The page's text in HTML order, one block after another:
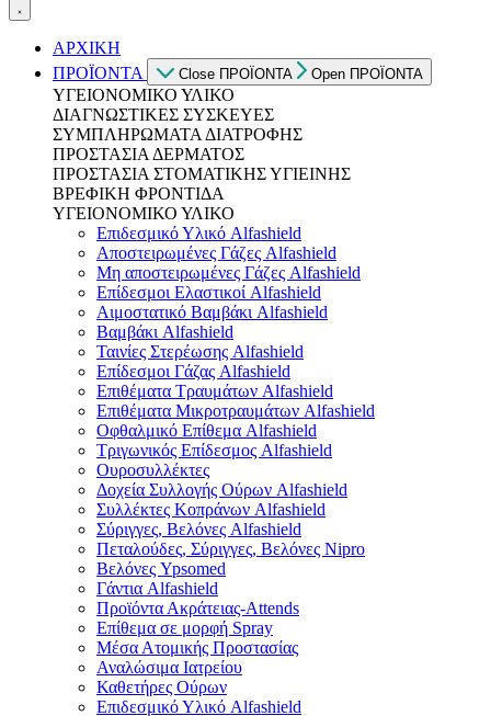
ΑΡΧΙΚΗ
ΠΡΟΪΟΝΤΑ
Close ΠΡΟΪΟΝΤΑ Open ΠΡΟΪΟΝΤΑ
ΥΓΕΙΟΝΟΜΙΚΟ ΥΛΙΚΟ
ΔΙΑΓΝΩΣΤΙΚΕΣ ΣΥΣΚΕΥΕΣ
ΣΥΜΠΛΗΡΩΜΑΤΑ ΔΙΑΤΡΟΦΗΣ
ΠΡΟΣΤΑΣΙΑ ΔΕΡΜΑΤΟΣ
ΠΡΟΣΤΑΣΙΑ ΣΤΟΜΑΤΙΚΗΣ ΥΓΙΕΙΝΗΣ
ΒΡΕΦΙΚΗ ΦΡΟΝΤΙΔΑ
ΥΓΕΙΟΝΟΜΙΚΟ ΥΛΙΚΟ
Επιδεσμικό Υλικό Alfashield
Αποστειρωμένες Γάζες Alfashield
Μη αποστειρωμένες Γάζες Alfashield
Επίδεσμοι Ελαστικοί Alfashield
Αιμοστατικό Βαμβάκι Alfashield
Βαμβάκι Alfashield
Ταινίες Στερέωσης Alfashield
Επίδεσμοι Γάζας Alfashield
Επιθέματα Τραυμάτων Alfashield
Επιθέματα Μικροτραυμάτων Alfashield
Οφθαλμικό Eπίθεμα Alfashield
Τριγωνικός Επίδεσμος Alfashield
Ουροσυλλέκτες
Δοχεία Συλλογής Ούρων Alfashield
Συλλέκτες Κοπράνων Alfashield
Σύριγγες, Βελόνες Alfashield
Πεταλούδες, Σύριγγες, Βελόνες Nipro
Βελόνες Ypsomed
Γάντια Alfashield
Προϊόντα Ακράτειας-Attends
Επίθεμα σε μορφή Spray
Μέσα Ατομικής Προστασίας
Αναλώσιμα Ιατρείου
Καθετήρες Ούρων
Επιδεσμικό Υλικό Alfashield